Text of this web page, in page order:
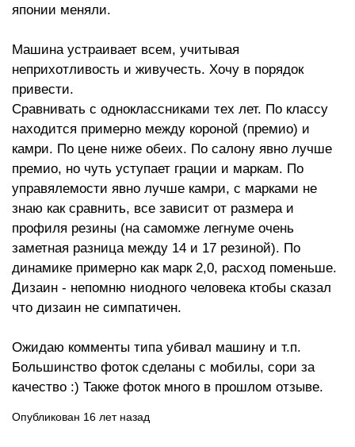
японии меняли.
Машина устраивает всем, учитывая
неприхотливость и живучесть. Хочу в порядок
привести.
Сравнивать с одноклассниками тех лет. По классу
находится примерно между короной (премио) и
камри. По цене ниже обеих. По салону явно лучше
премио, но чуть уступает грации и маркам. По
управялемости явно лучше камри, с марками не
знаю как сравнить, все зависит от размера и
профиля резины (на самомже легнуме очень
заметная разница между 14 и 17 резиной). По
динамике примерно как марк 2,0, расход поменьше.
Дизаин - непомню ниодного человека ктобы сказал
что дизаин не симпатичен.
Ожидаю комменты типа убивал машину и т.п.
Большинство фоток сделаны с мобилы, сори за
качество :) Также фоток много в прошлом отзыве.
Опубликован 16 лет назад